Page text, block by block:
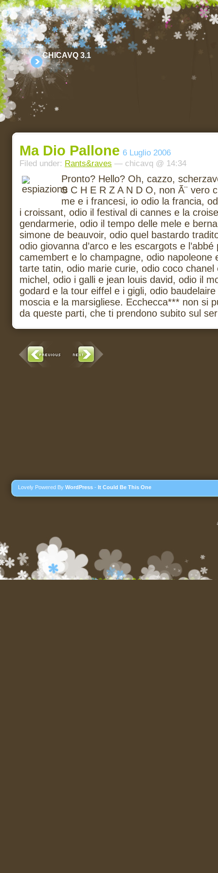
CHICAVQ 3.1
Ma Dio Pallone 6 Luglio 2006
Filed under: Rants&raves — chicavq @ 14:34
Pronto? Hello? Oh, cazzo,
S C H E R Z A N D O, non Ã¨ vero
me e i francesi, io odio la francia,
i croissant, odio il festival di cannes e la
gendarmerie, odio il tempo delle mele e
simone de beauvoir, odio quel bastardo
odio giovanna d’arco e les escargots e
camembert e lo champagne, odio napoleone
tarte tatin, odio marie curie, odio coco chanel
michel, odio i galli e jean louis david, odio il
godard e la tour eiffel e i gigli, odio
moscia e la marsigliese. Ecchecca*** non si
da queste parti, che ti prendono subito sul
Lovely Powered By WordPress - It Could Be This One